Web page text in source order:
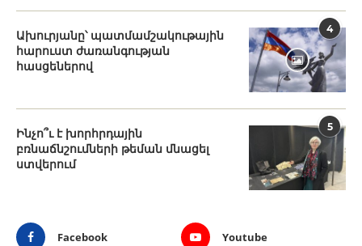
4
Ախուրյանը՝ պատմամշակութային
հարուստ ժառանգության
հասցեներով
5
Ինչո՞ւ է խորհրդային
բռնաճնշումների թեման մնացել
ստվերում
Facebook Youtube